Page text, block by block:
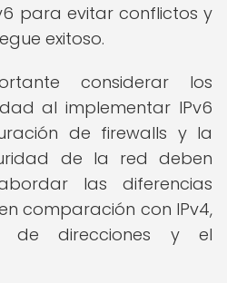
para evitar conflictos y
exitoso.
considerar los
al implementar IPv6
de firewalls y la
de la red deben
las diferencias
comparación con IPv4,
de direcciones y el